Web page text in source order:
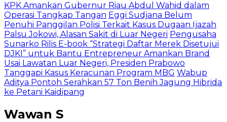
KPK Amankan Gubernur Riau Abdul Wahid dalam
Operasi Tangkap Tangan Eggi Sudjana Belum
Penuhi Panggilan Polisi Terkait Kasus Dugaan Ijazah
Palsu Jokowi, Alasan Sakit di Luar Negeri Pengusaha
Sunarko Rilis E-book “Strategi Daftar Merek Disetujui
DJKI” untuk Bantu Entrepreneur Amankan Brand
Usai Lawatan Luar Negeri, Presiden Prabowo
Tanggapi Kasus Keracunan Program MBG Wabup
Aditya Pontoh Serahkan 57 Ton Benih Jagung Hibrida
ke Petani Kaidipang
Wawan S